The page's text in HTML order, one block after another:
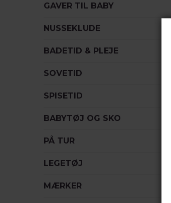
GAVER TIL BABY
NUSSEKLUDE
BADETID & PLEJE
SOVETID
SPISETID
BABYTØJ OG SKO
PÅ TUR
LEGETØJ
MÆRKER